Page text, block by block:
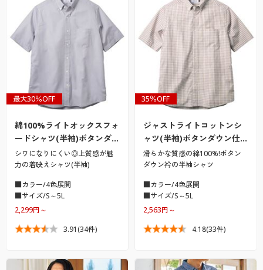
最大30％OFF
綿100%ライトオックスフォ
ードシャツ(半袖)ボタンダ…
シワになりにくい◎上質感が魅
力の着映えシャツ(半袖)
■カラー/4色展開
■サイズ/S～5L
2,299円～
3.91(34件)
35％OFF
ジャストライトコットンシ
ャツ(半袖)ボタンダウン仕…
滑らかな質感の綿100%!ボタン
ダウン衿の半袖シャツ
■カラー/4色展開
■サイズ/S～5L
2,563円～
4.18(33件)